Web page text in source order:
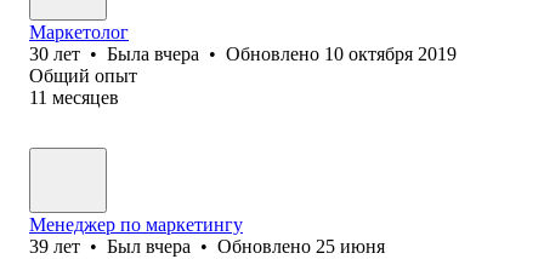
Маркетолог
30 лет • Была вчера • Обновлено 10 октября 2019
Общий опыт
11 месяцев
Менеджер по маркетингу
39 лет • Был вчера • Обновлено 25 июня